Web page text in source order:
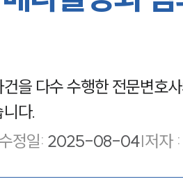
을 다수 수행한 전문변호
다.
정일: 2025-08-04|저자 :